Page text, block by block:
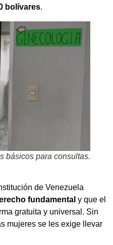
bolívares.
básicos para consultas.
de Venezuela
fundamental y que el
gratuita y universal. Sin
mujeres se les exige llevar